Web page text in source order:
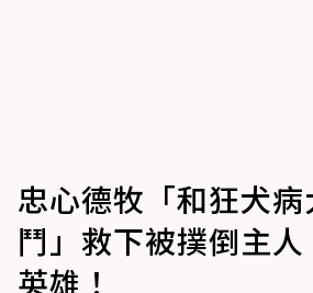
忠心德牧「和狂犬
鬥」救下被撲倒主
英雄！